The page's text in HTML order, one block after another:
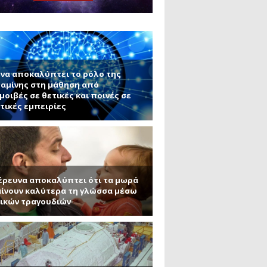
και πυριτένιο (Μέρος
ΜΙΤ)
ΑΠΘ)
αποκαλύπτει το ρόλο της
στη μάθηση από
σε θετικές και ποινές σε
εμπειρίες
αποκαλύπτει ότι τα μωρά
καλύτερα τη γλώσσα μέσω
τραγουδιών